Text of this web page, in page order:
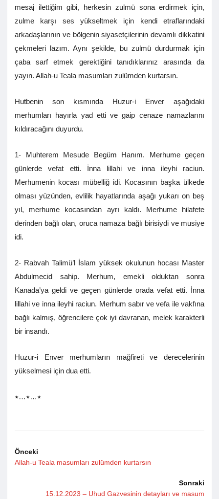
mesaj ilettiğim gibi, herkesin zulmü sona erdirmek için,
zulme karşı ses yükseltmek için kendi etraflarındaki
arkadaşlarının ve bölgenin siyasetçilerinin devamlı dikkatini
çekmeleri lazım. Aynı şekilde, bu zulmü durdurmak için
çaba sarf etmek gerektiğini tanıdıklarınız arasında da
yayın. Allah-u Teala masumları zulümden kurtarsın.
Hutbenin son kısmında Huzur-i Enver aşağıdaki
merhumları hayırla yad etti ve gaip cenaze namazlarını
kıldıracağını duyurdu.
1- Muhterem Mesude Begüm Hanım. Merhume geçen
günlerde vefat etti. İnna lillahi ve inna ileyhi raciun.
Merhumenin kocası mübelliğ idi. Kocasının başka ülkede
olması yüzünden, evlilik hayatlarında aşağı yukarı on beş
yıl, merhume kocasından ayrı kaldı. Merhume hilafete
derinden bağlı olan, oruca namaza bağlı birisiydi ve musiye
idi.
2- Rabvah Talimü’l İslam yüksek okulunun hocası Master
Abdulmecid sahip. Merhum, emekli olduktan sonra
Kanada’ya geldi ve geçen günlerde orada vefat etti. İnna
lillahi ve inna ileyhi raciun. Merhum sabır ve vefa ile vakfına
bağlı kalmış, öğrencilere çok iyi davranan, melek karakterli
bir insandı.
Huzur-i Enver merhumların mağfireti ve derecelerinin
yükselmesi için dua etti.
٭…٭…٭
Önceki
Allah-u Teala masumları zulümden kurtarsın
Sonraki
15.12.2023 – Uhud Gazvesinin detayları ve masum